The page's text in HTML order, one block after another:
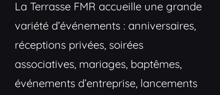
Agenda
Pros
Réservation
La Terrasse FMR accueille une grande
variété d’événements : anniversaires,
réceptions privées, soirées
associatives, mariages, baptêmes,
événements d’entreprise, lancements